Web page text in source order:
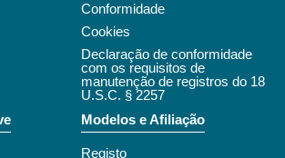
Conformidade
Cookies
Declaração de conformidade
com os requisitos de
manutenção de registros do 18
U.S.C. § 2257
Modelos e Afiliação
Registo